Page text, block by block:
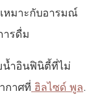
หมาะกับอารมณ์
รดื่ม
น้ำอินฟินิตี้ที่ไม่
กาศที่ ฮิลไซด์ พูล.